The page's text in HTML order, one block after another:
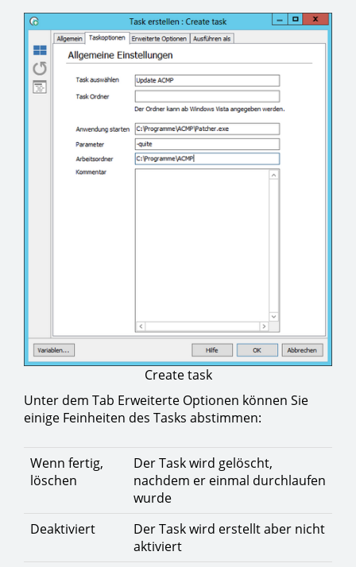
Create task
Unter dem Tab Erweiterte Optionen können Sie
einige Feinheiten des Tasks abstimmen:
Wenn fertig,
löschen
Der Task wird gelöscht,
nachdem er einmal durchlaufen
wurde
Deaktiviert
Der Task wird erstellt aber nicht
aktiviert